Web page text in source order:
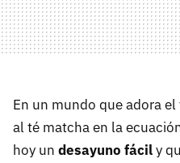
En un mundo que adora
al té matcha en la
hoy un desayuno fácily